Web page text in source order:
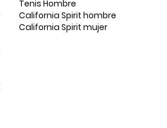
Tenis Hombre
California Spirit hombre
California Spirit mujer